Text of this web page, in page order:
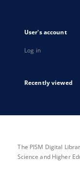
User's account
Log in
Recently viewed
The PISM Digital
Science and Higher